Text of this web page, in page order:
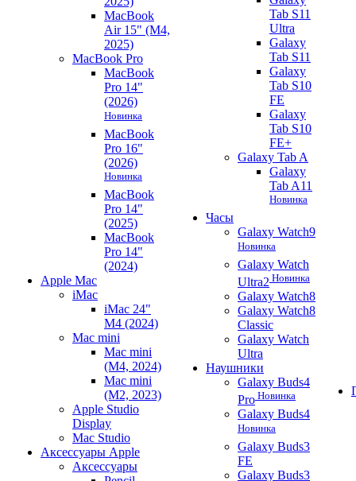
MacBook
Air 15" (M4,
2025)
MacBook Pro
MacBook
Pro 14"
(2026)
Новинка
MacBook
Pro 16"
(2026)
Новинка
MacBook
Pro 14"
(2025)
MacBook
Pro 14"
(2024)
Apple Mac
iMac
iMac 24"
M4 (2024)
Mac mini
Mac mini
(M4, 2024)
Mac mini
(M2, 2023)
Apple Studio
Display
Mac Studio
Аксессуары Apple
Аксессуары
Tab S11
Ultra
Galaxy
Tab S11
Galaxy
Tab S10
FE
Galaxy
Tab S10
FE+
Galaxy Tab A
Galaxy
Tab A11
Новинка
Часы
Galaxy Watch9
Новинка
Galaxy Watch
Ultra2 Новинка
Galaxy Watch8
Galaxy Watch8
Classic
Galaxy Watch
Ultra
Наушники
Galaxy Buds4
Pro Новинка
Galaxy Buds4
Новинка
Galaxy Buds3
FE
Galaxy Buds3